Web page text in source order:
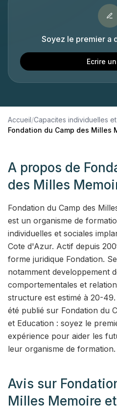
Soyez le premier a
Ecrire
Accueil/Capacites individuelles
Fondation du Camp des Milles
A propos de
des Milles
Fondation du Camp des
est un organisme de
individuelles et sociales
Cote d'Azur. Actif depuis
forme juridique Fondation.
notamment developpement
comportementales et
structure est estimé à 20-
été publié sur Fondation du
et Education : soyez le
expérience pour aider les
leur organisme de formation.
Avis sur
Milles Memoire